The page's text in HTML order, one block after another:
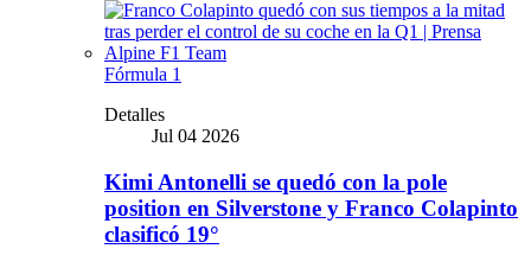
Fórmula 1
Detalles
Jul 04 2026
Kimi Antonelli se quedó con la pole
position en Silverstone y Franco Colapinto
clasificó 19°